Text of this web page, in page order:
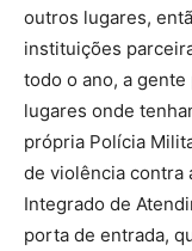
outros lugares,
instituições
todo o ano, a
lugares onde
própria Polícia
de violência contra
Integrado de
porta de entrada,